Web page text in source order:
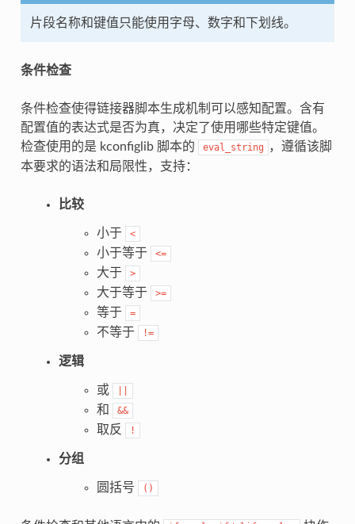
片段名称和键值只能使用字母、数字和下划线。
条件检查
条件检查使得链接器脚本生成机制可以感知配置。含有
配置值的表达式是否为真，决定了使用哪些特定键值。
检查使用的是 kconfiglib 脚本的
eval_string
，遵循该脚
本要求的语法和局限性，支持：
比较
小于 <
小于等于 <=
大于 >
大于等于 >=
等于 =
不等于 !=
逻辑
或
和 &&
取反 !
分组
圆括号 ()